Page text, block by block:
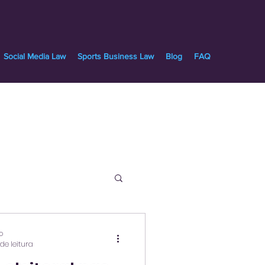
Social Media Law Sports Business Law Blog FAQ
leitura